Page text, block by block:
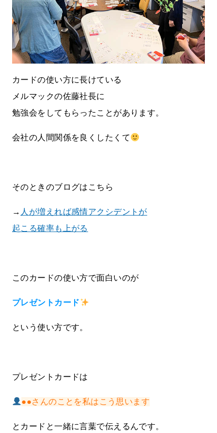
カードの使い方に長けている
メルマックの佐藤社長に
勉強会をしてもらったことがあります。
会社の人間関係を良くしたくて
そのときのブログはこちら
→ 人が増えれば感情アクシデントが
起こる確率も上がる
このカードの使い方で面白いのが
プレゼントカード
という使い方です。
プレゼントカードは
●●さんのことを私はこう思います
とカードと一緒に言葉で伝えるんです。